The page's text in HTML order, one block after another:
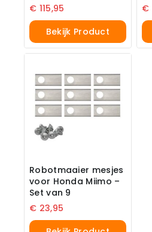
€ 115,95
Bekijk Product
€
Robotmaaier mesjes
voor Honda Miimo –
Set van 9
€ 23,95